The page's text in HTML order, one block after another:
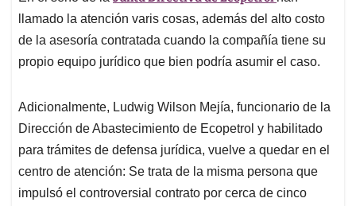
llamado la atención varis cosas, además del alto costo
de la asesoría contratada cuando la compañía tiene su
propio equipo jurídico que bien podría asumir el caso.
Adicionalmente, Ludwig Wilson Mejía, funcionario de la
Dirección de Abastecimiento de Ecopetrol y habilitado
para trámites de defensa jurídica, vuelve a quedar en el
centro de atención: Se trata de la misma persona que
impulsó el controversial contrato por cerca de cinco